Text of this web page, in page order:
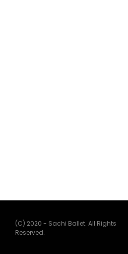
(C) 2020 - Sachi Ballet. All Rights
Reserved.